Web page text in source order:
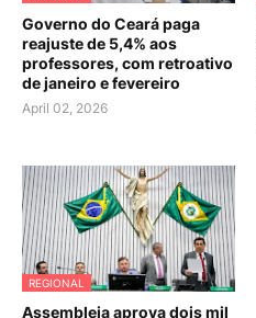
Governo do Ceará paga
reajuste de 5,4% aos
professores, com retroativo
de janeiro e fevereiro
April 02, 2026
REGIONAL
Assembleia aprova dois mil